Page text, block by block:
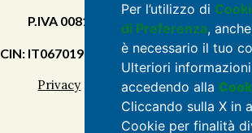
Per l’utilizzo di
di Preferenza,
è necessario il tuo
Ulteriori
accedendo alla
Cliccando sulla X in
Cookie per finalità
P.IVA 00815020672
CIN: IT067019B54M2BYLSH
Privacy Cookie